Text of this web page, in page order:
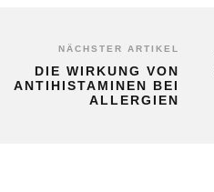
NÄCHSTER ARTIKEL
DIE WIRKUNG VON
ANTIHISTAMINEN BEI
ALLERGIEN